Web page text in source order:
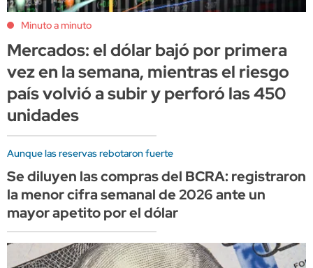
Minuto a minuto
Mercados: el dólar bajó por primera
vez en la semana, mientras el riesgo
país volvió a subir y perforó las 450
unidades
Aunque las reservas rebotaron fuerte
Se diluyen las compras del BCRA: registraron
la menor cifra semanal de 2026 ante un
mayor apetito por el dólar